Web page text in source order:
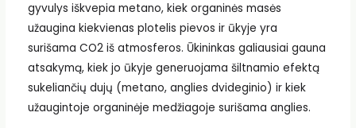
gyvulys iškvepia metano, kiek organinės masės
užaugina kiekvienas plotelis pievos ir ūkyje yra
surišama CO2 iš atmosferos. Ūkininkas galiausiai gauna
atsakymą, kiek jo ūkyje generuojama šiltnamio efektą
sukeliančių dujų (metano, anglies dvideginio) ir kiek
užaugintoje organinėje medžiagoje surišama anglies.